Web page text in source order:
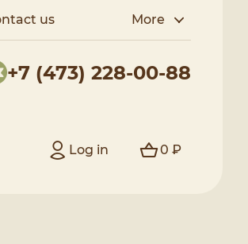
us More
+7 (473) 228-00-88
Log in 0 ₽